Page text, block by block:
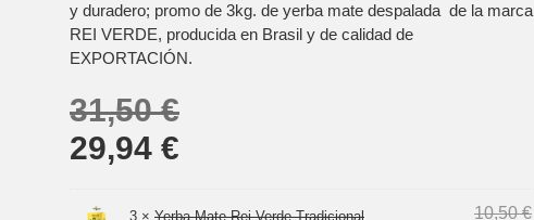
y duradero; promo de 3kg. de yerba mate despalada de la marca
REI VERDE, producida en Brasil y de calidad de
EXPORTACIÓN.
31,50€
29,94 €
3 × Yerba Mate Rei Verde Tradicional
10,50€